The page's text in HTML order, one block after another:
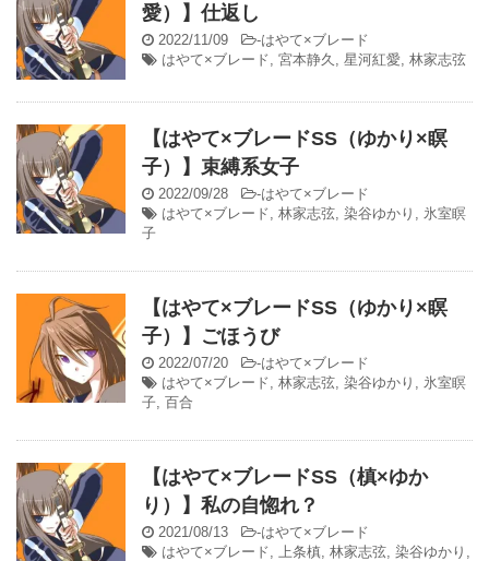
愛）】仕返し
2022/11/09 -はやて×ブレード
はやて×ブレード, 宮本静久 , 星河紅愛, 林家志弦
【はやて×ブレードSS（ゆかり×瞑
子）】束縛系女子
2022/09/28 -はやて×ブレード
はやて×ブレード, 林家志弦, 染谷ゆかり , 氷室瞑
子
【はやて×ブレードSS（ゆかり×瞑
子）】ごほうび
2022/07/20 -はやて×ブレード
はやて×ブレード, 林家志弦, 染谷ゆかり , 氷室瞑
子, 百合
【はやて×ブレードSS（槙×ゆか
り）】私の自惚れ？
2021/08/13 -はやて×ブレード
はやて×ブレード, 上条槙, 林家志弦, 染谷ゆかり ,